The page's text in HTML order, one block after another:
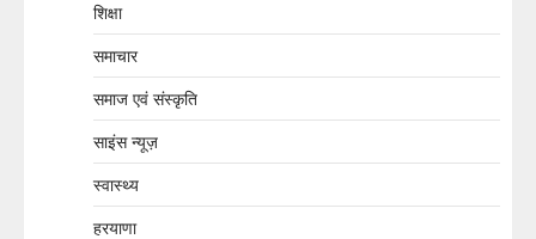
शिक्षा
समाचार
समाज एवं संस्कृति
साइंस न्यूज़
स्वास्थ्य
हरयाणा